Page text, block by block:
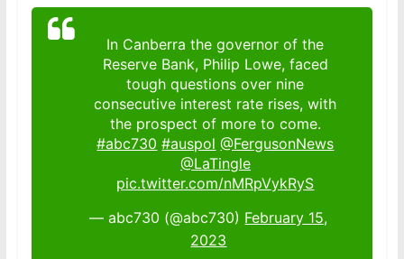
In Canberra the governor of the
Reserve Bank, Philip Lowe, faced
tough questions over nine
consecutive interest rate rises, with
the prospect of more to come.
#abc730 #auspol @FergusonNews
@LaTingle
pic.twitter.com/nMRpVykRyS
— abc730 (@abc730) February 15,
2023